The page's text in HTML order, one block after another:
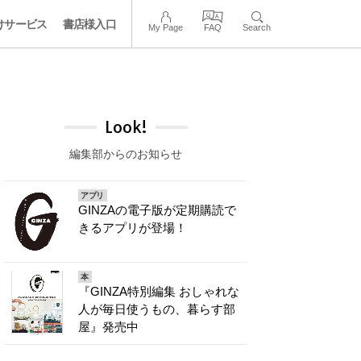
サービス 書店様入口 My Page FAQ Search
Look!
編集部からのお知らせ
アプリ
GINZAの電子版が定期購読で
きるアプリが登場！
本
『GINZA特別編集 おしゃれな
人が毎日使うもの、暮らす部
屋』発売中